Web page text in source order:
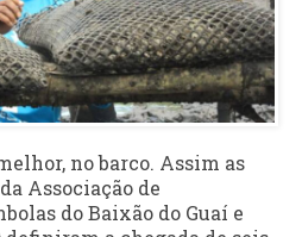
no barco. Assim as
Associação de
do Baixão do Guaí e